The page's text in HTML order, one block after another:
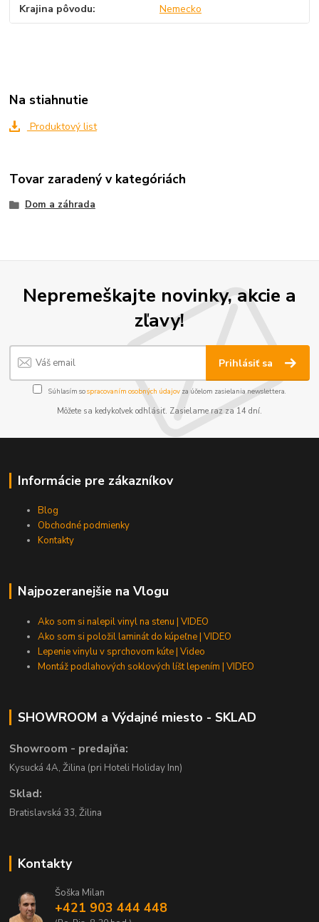
Krajina pôvodu Nemecko
Na stiahnutie
Produktový list
Tovar zaradený v kategóriách
Dom a záhrada
Nepremeškajte novinky, akcie a
zľavy!
Prihlásiť sa
Súhlasím sospracovaním osobných údajov za účelom zasielania newslettera.
Môžete sa kedykoľvek odhlásiť. Zasielame raz za 14 dní.
Informácie pre zákazníkov
Blog
Obchodné podmienky
Kontakty
Najpozeranejšie na Vlogu
Ako som si nalepil vinyl na stenu | VIDEO
Ako som si položil laminát do kúpeľne | VIDEO
Lepenie vinylu v sprchovom kúte | Video
Montáž podlahových soklových líšt lepením | VIDEO
SHOWROOM a Výdajné miesto - SKLAD
Showroom - predajňa:
Kysucká 4A, Žilina (pri Hoteli Holiday Inn)
Sklad:
Bratislavská 33, Žilina
Kontakty
Šoška Milan
+421 903 444 448